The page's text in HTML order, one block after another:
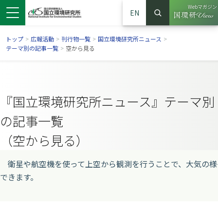
ウで開きます）
ンドウで開きます）
ウインドウで開きます）
EN
サイト内検索
検索
Webマガジン
（別ウイ
トップ > 広報活動 > 刊行物一覧 > 国立環境研究所ニュース >
テーマ別の記事一覧 > 空から見る
『国立環境研究所ニュース』テーマ別
の記事一覧
（空から見る）
衛星や航空機を使って上空から観測を行うことで、大気の
できます。